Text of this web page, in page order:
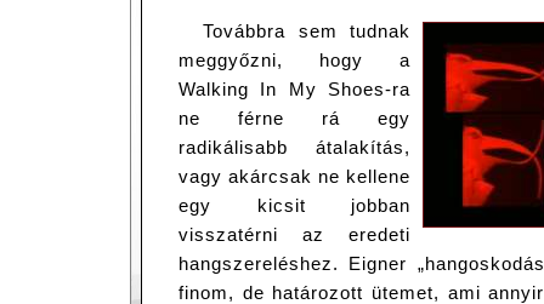
Továbbra sem tudnak
meggyőzni, hogy a
Walking In My Shoes-ra
ne férne rá egy
radikálisabb átalakítás,
vagy akárcsak ne kellene
egy kicsit jobban
visszatérni az eredeti
hangszereléshez. Eigner
finom, de határozott ütemet, ami